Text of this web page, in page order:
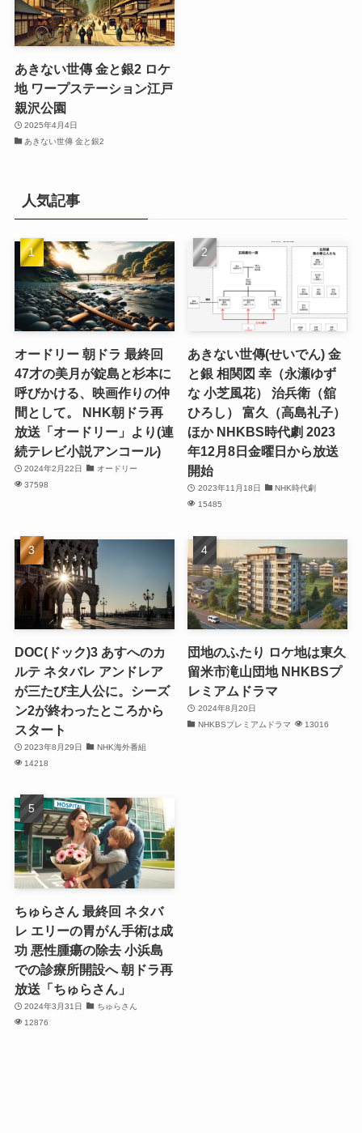
あきない世傳 金と銀2 ロケ
地 ワープステーション江戸
親沢公園
2025年4月4日
あきない世傳 金と銀2
人気記事
オードリー 朝ドラ 最終回
47才の美月が錠島と杉本に
呼びかける、映画作りの仲
間として。 NHK朝ドラ再
放送「オードリー」より(連
続テレビ小説アンコール)
2024年2月22日
オードリー
37598
あきない世傳(せいでん) 金
と銀 相関図 幸（永瀬ゆず
な 小芝風花） 治兵衛（舘
ひろし） 富久（高島礼子）
ほか NHKBS時代劇 2023
年12月8日金曜日から放送
開始
2023年11月18日
NHK時代劇
15485
DOC(ドック)3 あすへのカ
ルテ ネタバレ アンドレア
が三たび主人公に。シーズ
ン2が終わったところから
スタート
2023年8月29日
NHK海外番組
14218
団地のふたり ロケ地は東久
留米市滝山団地 NHKBSプ
レミアムドラマ
2024年8月20日
NHKBSプレミアムドラマ
13016
ちゅらさん 最終回 ネタバ
レ エリーの胃がん手術は成
功 悪性腫瘍の除去 小浜島
での診療所開設へ 朝ドラ再
放送「ちゅらさん」
2024年3月31日
ちゅらさん
12876